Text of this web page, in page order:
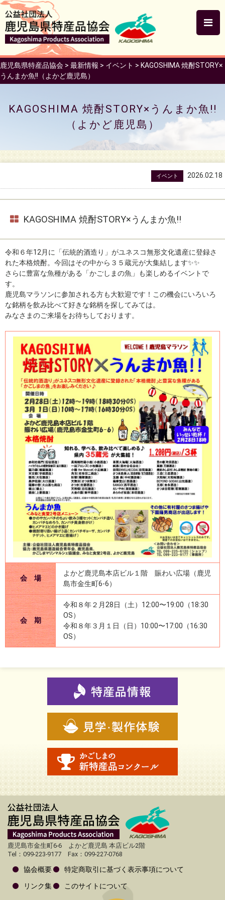
鹿児島県特産品協会 > 最新情報 > イベント > KAGOSHIMA 焼酎STORY×
うんまか魚!!（よかど鹿児島）
KAGOSHIMA 焼酎STORY×うんまか魚!!
（よかど鹿児島）
イベント 2026.02.18
KAGOSHIMA 焼酎STORY×うんまか魚!!
令和６年12月に「伝統的酒造り」がユネスコ無形文化遺産に登録さ
れた本格焼酎。今回はその中から３５蔵元が大集結します✨✨
さらに豊富な魚種がある「かごしまの魚」も楽しめるイベントで
す。
鹿児島マラソンに参加される方も大歓迎です！この機会にいろいろ
な銘柄を飲み比べて好きな銘柄を探してみては。
みなさまのご来場をお待ちしております。
会 場
よかど鹿児島本店ビル１階 賑わい広場（鹿児
島市金生町6-6）
会 期
令和８年２月28日（土）12:00〜19:00（18:30
OS）
令和８年３月１日（日）10:00〜17:00（16:30
OS）
鹿児島市金生町6-6 よかど鹿児島 本店ビル2階
Tel：099-223-9177 Fax：099-227-0768
協会概要 特定商取引に基づく表示事項について
リンク集 このサイトについて